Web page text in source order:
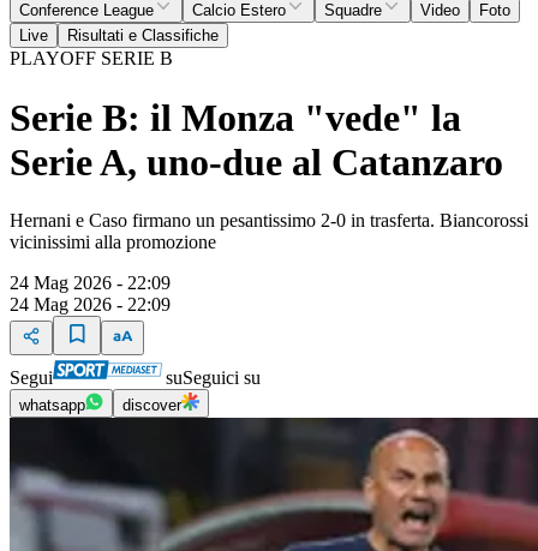
Conference League
Calcio Estero Squadre Video
Foto
Live
Risultati e Classifiche
PLAYOFF SERIE B
Serie B: il Monza "vede" la
Serie A, uno-due al Catanzaro
Hernani e Caso firmano un pesantissimo 2-0 in trasferta. Biancorossi
vicinissimi alla promozione
24 Mag 2026 - 22:09
24 Mag 2026 - 22:09
Segui suSeguici su
whatsapp discover